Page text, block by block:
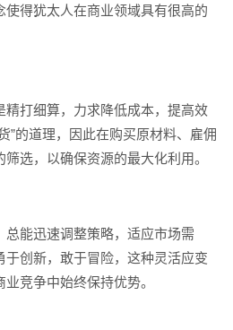
使得犹太人在商业领域具有很高的
精打细算，力求降低成本，提高效
”的道理，因此在购买原材料、雇佣
选，以确保资源的最大化利用。
总能迅速调整策略，适应市场需
于创新，敢于冒险，这种灵活应变
竞争中始终保持优势。